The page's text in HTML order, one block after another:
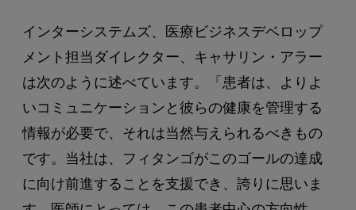
インターシステムズ、医療ビジネスデベロップ
メント担当ダイレクター、キャサリン・アラー
は次のように述べています。「患者は、よりよ
いコミュニケーションと彼らの健康を管理する
情報が必要で、それは当然与えられるべきもの
です。当社は、フィタンゴがこのゴールの達成
に向け前進することを支援でき、誇りに思いま